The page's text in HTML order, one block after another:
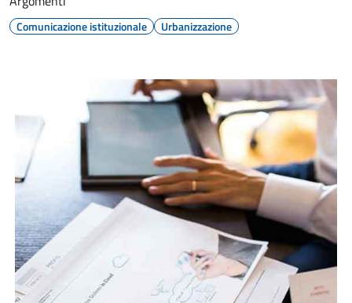
Comunicazione istituzionale Urbanizzazione